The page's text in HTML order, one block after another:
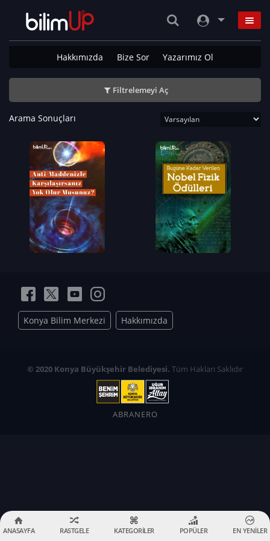
Hakkımızda Bize Sor Yazarımız Ol
Filtrelemeyi Aç
Arama Sonuçları
Konya Bilim Merkezi Hakkımızda
© 2020 Konya Büyükşehir Belediyesi. Tüm Hakları Saklıdır
ABRANERO
ANASAYFA RASTGELE KATEGORİLER POPÜLER EN YENİLER